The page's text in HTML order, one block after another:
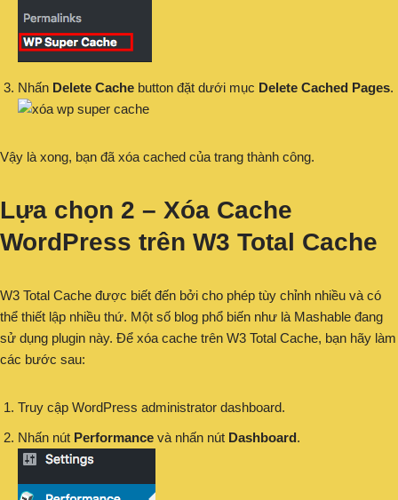
Nhấn Delete Cache button đặt dưới mục Delete Cached Pages.
Vậy là xong, bạn đã xóa cached của trang thành công.
Lựa chọn 2 – Xóa Cache
WordPress trên W3 Total Cache
W3 Total Cache được biết đến bởi cho phép tùy chỉnh nhiều và có
thể thiết lập nhiều thứ. Một số blog phổ biến như là Mashable đang
sử dụng plugin này. Để xóa cache trên W3 Total Cache, bạn hãy làm
các bước sau:
Truy cập WordPress administrator dashboard.
Nhấn nút Performance và nhấn nút Dashboard.